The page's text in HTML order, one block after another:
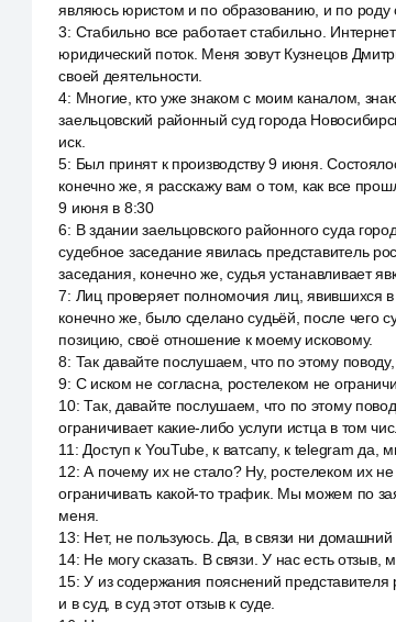
являюсь юристом и по образованию, и по роду
3: Стабильно все работает стабильно.
юридический поток. Меня зовут Кузнецов
своей деятельности.
4: Многие, кто уже знаком с моим каналом,
заельцовский районный суд города
иск.
5: Был принят к производству 9 июня.
конечно же, я расскажу вам о том, как все
9 июня в 8:30
6: В здании заельцовского районного суда
судебное заседание явилась представитель
заседания, конечно же, судья устанавливает
7: Лиц проверяет полномочия лиц, явившихся
конечно же, было сделано судьёй, после чего
позицию, своё отношение к моему исковому.
8: Так давайте послушаем, что по этому поводу,
9: С иском не согласна, ростелеком не
10:Так, давайте послушаем, что по этому
ограничивает какие-либо услуги истца в том
11 : Доступ к YouTube, к ватсапу, к telegram да,
12:А почему их не стало? Ну, ростелеком их
ограничивать какой-то трафик. Мы можем по
меня.
13: Нет, не пользуюсь. Да, в связи ни домашний
14: Не могу сказать. В связи. У нас есть отзыв,
15:У из содержания пояснений
и в суд, в суд этот отзыв к суде.